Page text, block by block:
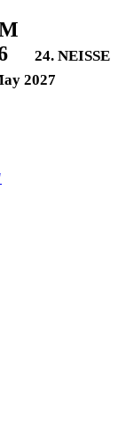
24. NEISSE
2027